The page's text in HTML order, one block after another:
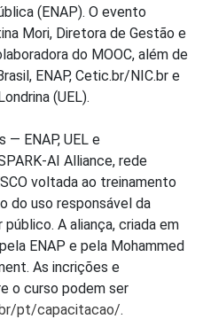
(ENAP). O evento
Mori, Diretora de Gestão e
do MOOC, além de
ENAP, Cetic.br/NIC.br e
(UEL).
— ENAP, UEL e
AI Alliance, rede
voltada ao treinamento
do uso responsável da
A aliança, criada em
ENAP e pela Mohammed
As incrições e
o curso podem ser
pt/capacitacao/.